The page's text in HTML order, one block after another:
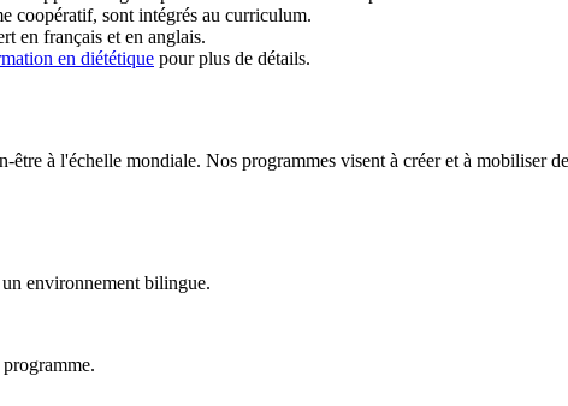
coopératif, sont intégrés au curriculum.
en français et en anglais.
en diététique pour plus de détails.
à l'échelle mondiale. Nos programmes visent à créer et à mobiliser
environnement bilingue.